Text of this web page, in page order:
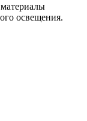
освещения.